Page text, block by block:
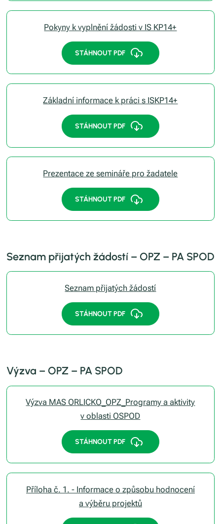
Pokyny k vyplnění žádosti v IS KP14+
STÁHNOUT PDF
Základní informace k práci s ISKP14+
STÁHNOUT PDF
Prezentace ze semináře pro žadatele
STÁHNOUT PDF
Seznam přijatých žádostí – OPZ – PA SPOD
Seznam přijatých žádostí
STÁHNOUT PDF
Výzva – OPZ – PA SPOD
Výzva MAS ORLICKO_OPZ_Programy a aktivity
v oblasti OSPOD
STÁHNOUT PDF
Příloha č. 1. - Informace o způsobu hodnocení
a výběru projektů